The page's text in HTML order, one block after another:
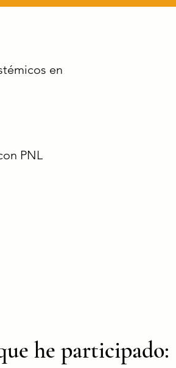
en
PNL
he participado: